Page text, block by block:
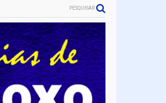
PESQUISAR